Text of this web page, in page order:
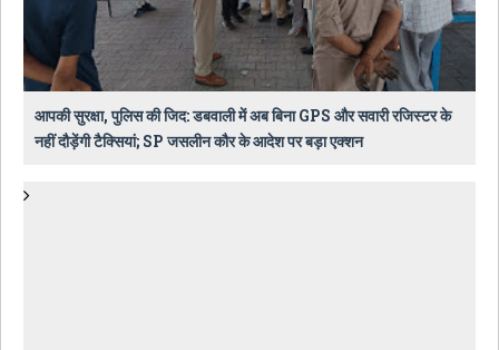
आपकी सुरक्षा, पुलिस की जिद: डबवाली में अब बिना GPS और सवारी रजिस्टर के
नहीं दौड़ेंगी टैक्सियां; SP जसलीन कौर के आदेश पर बड़ा एक्शन